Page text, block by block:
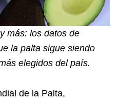
más: los datos de
la palta sigue siendo
elegidos del país.
de la Palta,